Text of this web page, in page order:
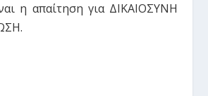
η απαίτηση για ΔΙΚΑΙΟΣΥΝΗ